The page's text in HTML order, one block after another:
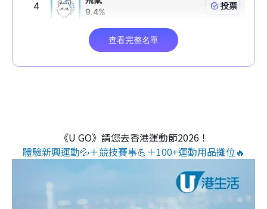
《U GO》請您去香港運動節2026！
體驗新興運動💦＋競技賽事💪＋100+運動用品攤位🔥